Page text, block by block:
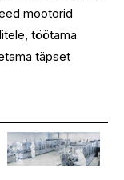
mootorid
töötama
täpset